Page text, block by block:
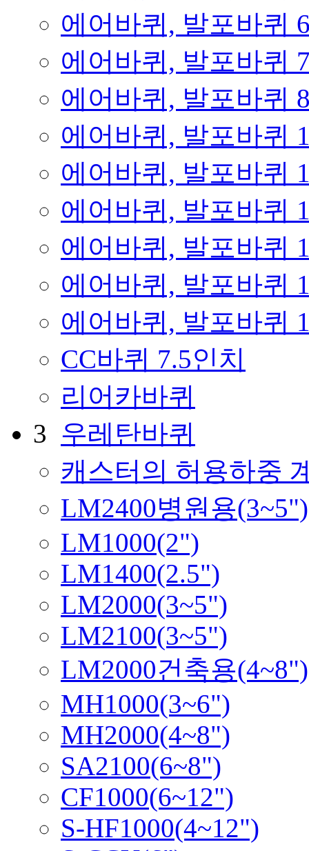
에어바퀴, 발포바퀴
에어바퀴, 발포바퀴
에어바퀴, 발포바퀴
에어바퀴, 발포바퀴
에어바퀴, 발포바퀴
에어바퀴, 발포바퀴
에어바퀴, 발포바퀴
에어바퀴, 발포바퀴
에어바퀴, 발포바퀴
CC바퀴 7.5인치
리어카바퀴
3 우레탄바퀴
캐스터의 허용하중
LM2400병원용(3~5")
LM1000(2")
LM1400(2.5")
LM2000(3~5")
LM2100(3~5")
LM2000건축용(4~8")
MH1000(3~6")
MH2000(4~8")
SA2100(6~8")
CF1000(6~12")
S-HF1000(4~12")